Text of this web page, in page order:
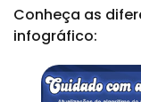
Conheça as
infográfico: